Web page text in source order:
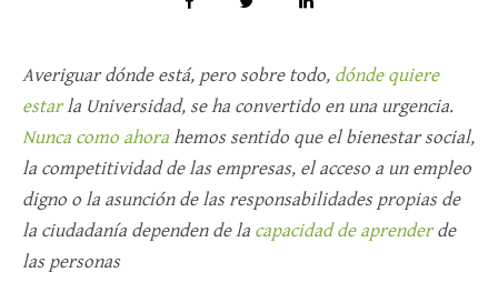
Averiguar dónde está, pero sobre todo, dónde quiere
estarla Universidad, se ha convertido en una urgencia.
Nunca como ahora hemos sentido que el bienestar social,
la competitividad de las empresas, el acceso a un empleo
digno o la asunción de las responsabilidades propias de
la ciudadanía dependen de la capacidad de aprenderde
las personas